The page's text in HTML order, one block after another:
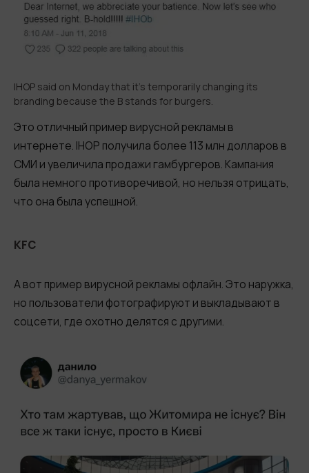
IHOP said on Monday that it’s temporarily changing its
branding because the B stands for burgers.
Это отличный пример вирусной рекламы в
интернете. IHOP получила более 113 млн долларов в
СМИ и увеличила продажи гамбургеров. Кампания
была немного противоречивой, но нельзя отрицать,
что она была успешной.
KFC
А вот пример вирусной рекламы офлайн. Это наружка,
но пользователи фотографируют и выкладывают в
соцсети, где охотно делятся с другими.